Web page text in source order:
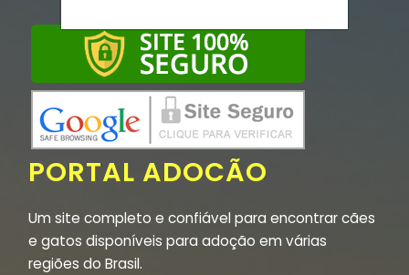
PORTAL ADOCÃO
Um site completo e confiável para encontrar cães
e gatos disponíveis para adoção em várias
regiões do Brasil.